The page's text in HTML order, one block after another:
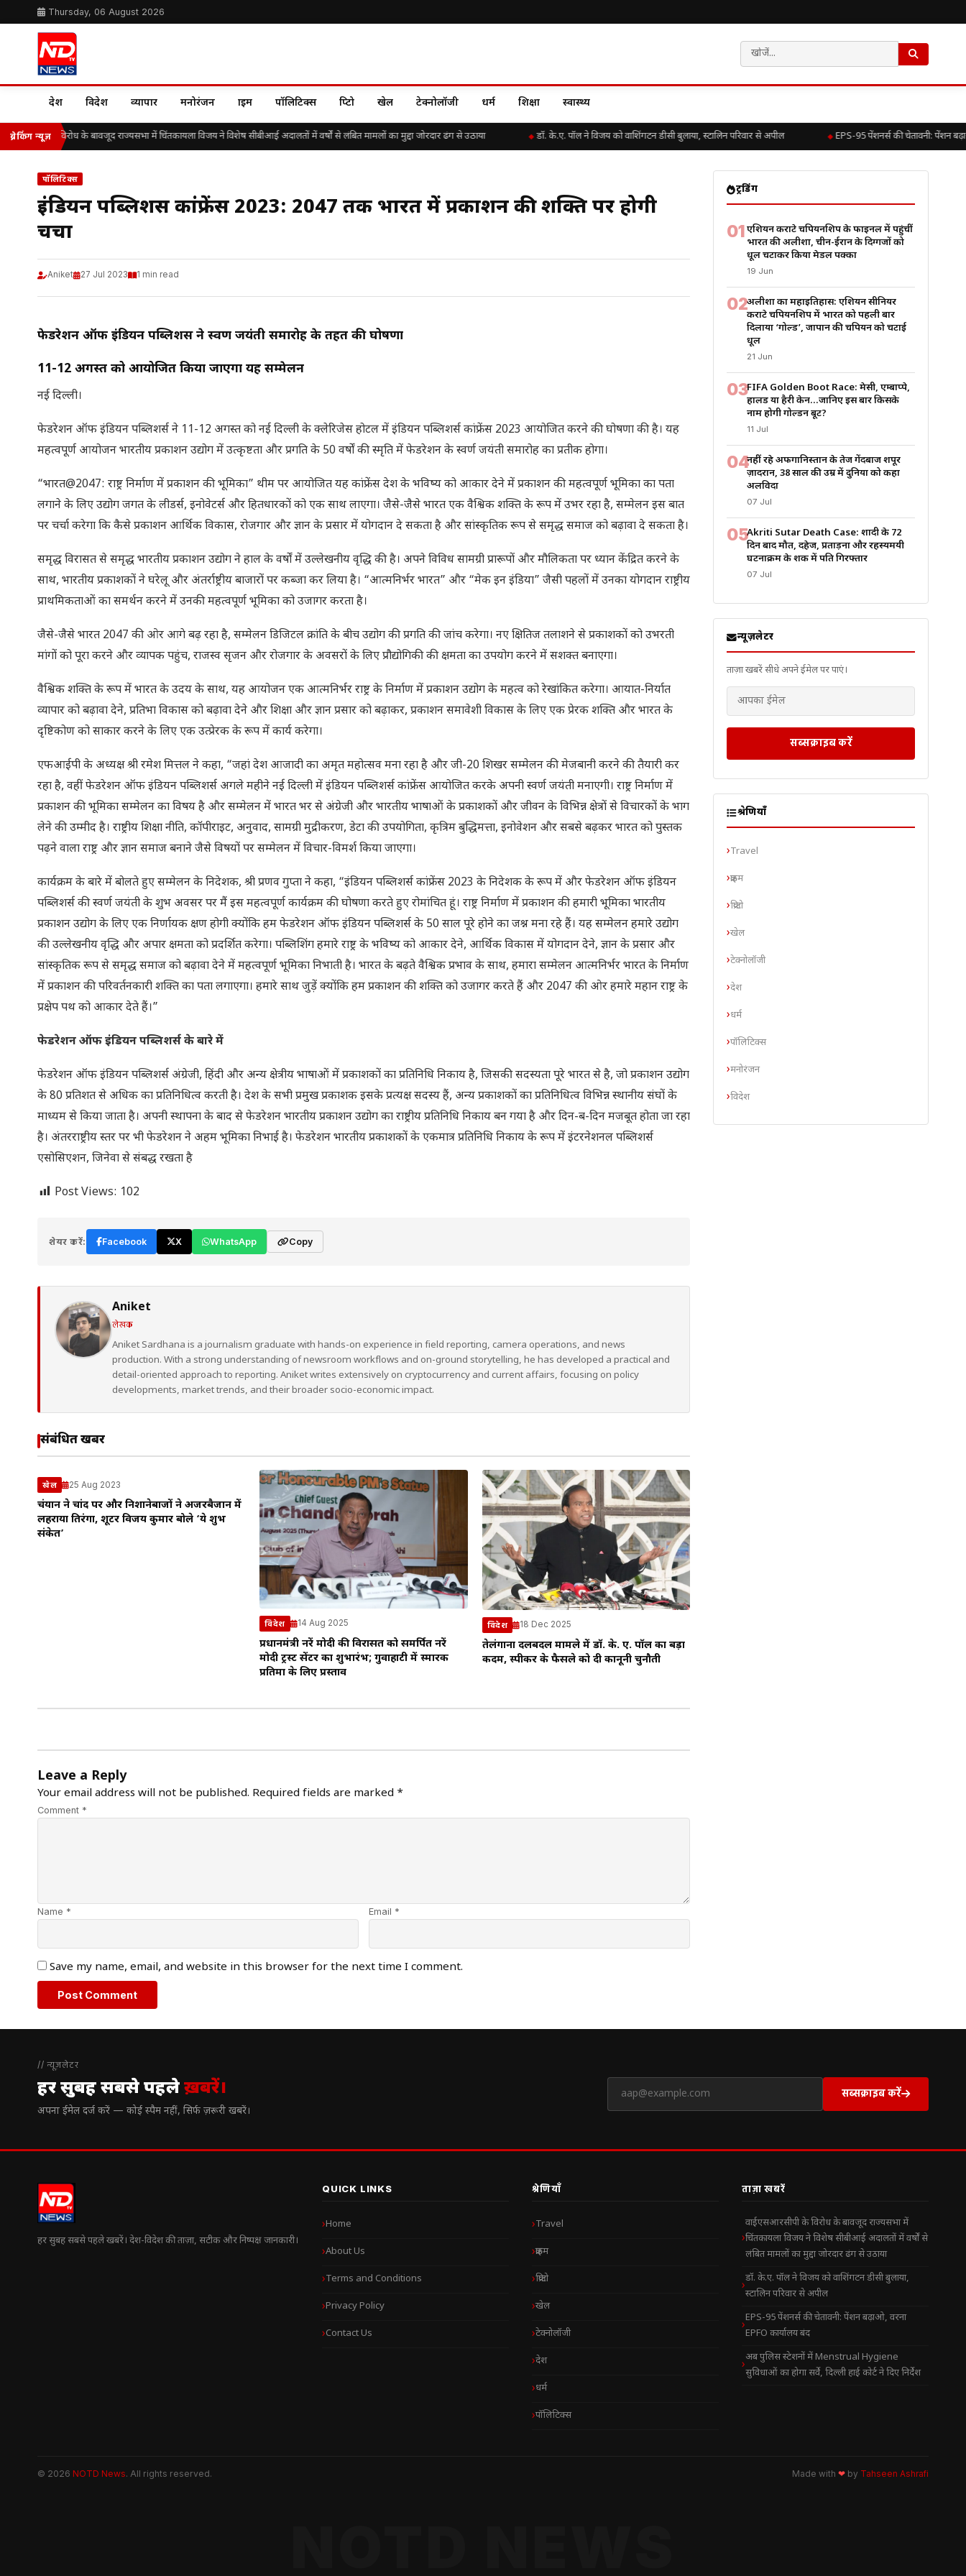
Thursday, 06 August 2026
देश विदेश व्यापार मनोरंजन क्राइम पॉलिटिक्स क्रिप्टो खेल टेक्नोलॉजी धर्म शिक्षा स्वास्थ्य
ब्रेकिंग न्यूज़के विरोध के बावजूद राज्यसभा में चिंतकायला विजय ने विशेष सीबीआई अदालतों में वर्षों से लंबित मामलों का मुद्दा जोरदार ढंग से उठाया डॉ. के.ए. पॉल ने विजय को वाशिंगटन डीसी बुलाया, स्टालिन परिवार से अपील EPS-95 पेंशनर्स की चेतावनी: पेंशन
पॉलिटिक्स
इंडियन पब्लिशर्स कांफ्रेंस 2023: 2047 तक भारत में प्रकाशन की शक्ति पर होगी
चर्चा
Aniket 27 Jul 2023 1 min read
फेडरेशन ऑफ इंडियन पब्लिशर्स ने स्वर्ण जयंती समारोह के तहत की घोषणा
11-12 अगस्त को आयोजित किया जाएगा यह सम्मेलन
नई दिल्ली।
फेडरेशन ऑफ इंडियन पब्लिशर्स ने 11-12 अगस्त को नई दिल्ली के क्लेरिजेस होटल में इंडियन पब्लिशर्स कांफ्रेंस 2023 आयोजित करने की घोषणा की है। यह
महत्वपूर्ण आयोजन भारतीय प्रकाशन उद्योग में उत्कृष्टता और प्रगति के 50 वर्षों की स्मृति में फेडरेशन के स्वर्ण जयंती समारोह का प्रतीक होगा।
“भारत@2047: राष्ट्र निर्माण में प्रकाशन की भूमिका” थीम पर आयोजित यह कांफ्रेंस देश के भविष्य को आकार देने में प्रकाशन की महत्वपूर्ण भूमिका का पता
लगाने के लिए उद्योग जगत के लीडर्स, इनोवेटर्स और हितधारकों को एक साथ लाएगा। जैसे-जैसे भारत एक वैश्विक शक्ति के रूप में उभर रहा है, सम्मेलन इस बात
पर चर्चा करेगा कि कैसे प्रकाशन आर्थिक विकास, रोजगार और ज्ञान के प्रसार में योगदान दे सकता है और सांस्कृतिक रूप से समृद्ध समाज को बढ़ावा दे सकता है।
समृद्ध विरासत से समृद्ध भारतीय प्रकाशन उद्योग ने हाल के वर्षों में उल्लेखनीय वृद्धि की है। अपने विविध सामग्री प्रारूपों और मौलिकता पर ध्यान केंद्रित करने के
साथ, भारतीय प्रकाशकों ने घरेलू और अंतर्राष्ट्रीय बाजारों पर कब्जा कर लिया है। “आत्मनिर्भर भारत” और “मेक इन इंडिया” जैसी पहलों में उनका योगदान राष्ट्रीय
प्राथमिकताओं का समर्थन करने में उनकी महत्वपूर्ण भूमिका को उजागर करता है।
जैसे-जैसे भारत 2047 की ओर आगे बढ़ रहा है, सम्मेलन डिजिटल क्रांति के बीच उद्योग की प्रगति की जांच करेगा। नए क्षितिज तलाशने से प्रकाशकों को उभरती
मांगों को पूरा करने और व्यापक पहुंच, राजस्व सृजन और रोजगार के अवसरों के लिए प्रौद्योगिकी की क्षमता का उपयोग करने में सशक्त बनाएगा।
वैश्विक शक्ति के रूप में भारत के उदय के साथ, यह आयोजन एक आत्मनिर्भर राष्ट्र के निर्माण में प्रकाशन उद्योग के महत्व को रेखांकित करेगा। आयात-निर्यात
व्यापार को बढ़ावा देने, प्रतिभा विकास को बढ़ावा देने और शिक्षा और ज्ञान प्रसार को बढ़ाकर, प्रकाशन समावेशी विकास के लिए एक प्रेरक शक्ति और भारत के
दृष्टिकोण को साकार करने के लिए एक उत्प्रेरक के रूप में कार्य करेगा।
एफआईपी के अध्यक्ष श्री रमेश मित्तल ने कहा, “जहां देश आजादी का अमृत महोत्सव मना रहा है और जी-20 शिखर सम्मेलन की मेजबानी करने की तैयारी कर
रहा है, वहीं फेडरेशन ऑफ इंडियन पब्लिशर्स अगले महीने नई दिल्ली में इंडियन पब्लिशर्स कांफ्रेंस आयोजित करके अपनी स्वर्ण जयंती मनाएगी। राष्ट्र निर्माण में
प्रकाशन की भूमिका सम्मेलन का विषय है और सम्मेलन में भारत भर से अंग्रेजी और भारतीय भाषाओं के प्रकाशकों और जीवन के विभिन्न क्षेत्रों से विचारकों के भाग
लेने की उम्मीद है। राष्ट्रीय शिक्षा नीति, कॉपीराइट, अनुवाद, सामग्री मुद्रीकरण, डेटा की उपयोगिता, कृत्रिम बुद्धिमत्ता, इनोवेशन और सबसे बढ़कर भारत को पुस्तक
पढ़ने वाला राष्ट्र और ज्ञान समाज बनाने जैसे विषयों पर सम्मेलन में विचार-विमर्श किया जाएगा।
कार्यक्रम के बारे में बोलते हुए सम्मेलन के निदेशक, श्री प्रणव गुप्ता ने कहा, “इंडियन पब्लिशर्स कांफ्रेंस 2023 के निदेशक के रूप में और फेडरेशन ऑफ इंडियन
पब्लिशर्स की स्वर्ण जयंती के शुभ अवसर पर मैं इस महत्वपूर्ण कार्यक्रम की घोषणा करते हुए रोमांचित हूं। राष्ट्र निर्माण में प्रकाशन की हमारी भूमिका भारतीय
प्रकाशन उद्योग के लिए एक निर्णायक क्षण होगी क्योंकि हम फेडरेशन ऑफ इंडियन पब्लिशर्स के 50 साल पूरे होने का जश्न मना रहे हैं। यह सम्मेलन हमारे उद्योग
की उल्लेखनीय वृद्धि और अपार क्षमता को प्रदर्शित करेगा। पब्लिशिंग हमारे राष्ट्र के भविष्य को आकार देने, आर्थिक विकास में योगदान देने, ज्ञान के प्रसार और
सांस्कृतिक रूप से समृद्ध समाज को बढ़ावा देने में महत्वपूर्ण भूमिका निभाती है। भारत के बढ़ते वैश्विक प्रभाव के साथ, हमारा सम्मेलन आत्मनिर्भर भारत के निर्माण
में प्रकाशन की परिवर्तनकारी शक्ति का पता लगाएगा। हमारे साथ जुड़ें क्योंकि हम प्रकाशन की शक्ति को उजागर करते हैं और 2047 की ओर हमारे महान राष्ट्र के
प्रक्षेप पथ को आकार देते हैं।”
फेडरेशन ऑफ इंडियन पब्लिशर्स के बारे में
फेडरेशन ऑफ इंडियन पब्लिशर्स अंग्रेजी, हिंदी और अन्य क्षेत्रीय भाषाओं में प्रकाशकों का प्रतिनिधि निकाय है, जिसकी सदस्यता पूरे भारत से है, जो प्रकाशन उद्योग
के 80 प्रतिशत से अधिक का प्रतिनिधित्व करती है। देश के सभी प्रमुख प्रकाशक इसके प्रत्यक्ष सदस्य हैं, अन्य प्रकाशकों का प्रतिनिधित्व विभिन्न स्थानीय संघों के
माध्यम से किया जाता है। अपनी स्थापना के बाद से फेडरेशन भारतीय प्रकाशन उद्योग का राष्ट्रीय प्रतिनिधि निकाय बन गया है और दिन-ब-दिन मजबूत होता जा रहा
है। अंतरराष्ट्रीय स्तर पर भी फेडरेशन ने अहम भूमिका निभाई है। फेडरेशन भारतीय प्रकाशकों के एकमात्र प्रतिनिधि निकाय के रूप में इंटरनेशनल पब्लिशर्स
एसोसिएशन, जिनेवा से संबद्ध रखता है
Post Views: 102
शेयर करें: Facebook X WhatsApp Copy
Aniket
लेखक
Aniket Sardhana is a journalism graduate with hands-on experience in field reporting, camera operations, and news
production. With a strong understanding of newsroom workflows and on-ground storytelling, he has developed a practical and
detail-oriented approach to reporting. Aniket writes extensively on cryptocurrency and current affairs, focusing on policy
developments, market trends, and their broader socio-economic impact.
संबंधित खबरें
खेल 25 Aug 2023
चंद्रयान ने चांद पर और निशानेबाजों ने अजरबैजान में
लहराया तिरंगा, शूटर विजय कुमार बोले ‘ये शुभ
संकेत’
विदेश 14 Aug 2025
प्रधानमंत्री नरेंद्र मोदी की विरासत को समर्पित नरेंद्र
मोदी ट्रस्ट सेंटर का शुभारंभ; गुवाहाटी में स्मारक
प्रतिमा के लिए प्रस्ताव
विदेश 18 Dec 2025
तेलंगाना दलबदल मामले में डॉ. के. ए. पॉल का बड़ा
कदम, स्पीकर के फैसले को दी कानूनी चुनौती
Leave a Reply
Your email address will not be published. Required fields are marked *
Comment *
Name * Email *
Save my name, email, and website in this browser for the next time I comment.
ट्रेंडिंग
01एशियन कराटे चैंपियनशिप के फाइनल में पहुंचीं
भारत की अलीशा, चीन-ईरान के दिग्गजों को
धूल चटाकर किया मेडल पक्का
19 Jun
02अलीशा का महाइतिहास: एशियन सीनियर
कराटे चैंपियनशिप में भारत को पहली बार
दिलाया ‘गोल्ड’, जापान की चैंपियन को चटाई
धूल
21 Jun
03FIFA Golden Boot Race: मेसी, एम्बाप्पे,
हालैंड या हैरी केन…जानिए इस बार किसके
नाम होगी गोल्डन बूट?
11 Jul
04नहीं रहे अफगानिस्तान के तेज गेंदबाज शपूर
ज़ादरान, 38 साल की उम्र में दुनिया को कहा
अलविदा
07 Jul
05Akriti Sutar Death Case: शादी के 72
दिन बाद मौत, दहेज, प्रताड़ना और रहस्यमयी
घटनाक्रम के शक में पति गिरफ्तार
07 Jul
न्यूज़लेटर
ताज़ा खबरें सीधे अपने ईमेल पर पाएं।
सब्सक्राइब करें
श्रेणियाँ
Travel
क्राइम
क्रिप्टो
खेल
टेक्नोलॉजी
देश
धर्म
पॉलिटिक्स
मनोरंजन
विदेश
// न्यूज़लेटर
हर सुबह सबसे पहलेख़बरें।
अपना ईमेल दर्ज करें — कोई स्पैम नहीं, सिर्फ ज़रूरी खबरें।
सब्सक्राइब करें
हर सुबह सबसे पहले खबरें। देश-विदेश की ताज़ा, सटीक और निष्पक्ष जानकारी।
QUICK LINKS
Home
About Us
Terms and Conditions
Privacy Policy
Contact Us
श्रेणियाँ
Travel
क्राइम
क्रिप्टो
खेल
टेक्नोलॉजी
देश
धर्म
पॉलिटिक्स
ताज़ा खबरें
वाईएसआरसीपी के विरोध के बावजूद राज्यसभा में
चिंतकायला विजय ने विशेष सीबीआई अदालतों में वर्षों से
लंबित मामलों का मुद्दा जोरदार ढंग से उठाया
डॉ. के.ए. पॉल ने विजय को वाशिंगटन डीसी बुलाया,
स्टालिन परिवार से अपील
EPS-95 पेंशनर्स की चेतावनी: पेंशन बढ़ाओ, वरना
EPFO कार्यालय बंद
अब पुलिस स्टेशनों में Menstrual Hygiene
सुविधाओं का होगा सर्वे, दिल्ली हाई कोर्ट ने दिए निर्देश
© 2026 NOTD News. All rights reserved. Made with ❤ by Tahseen Ashrafi